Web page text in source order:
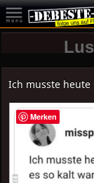
Ich musste heute
Merken